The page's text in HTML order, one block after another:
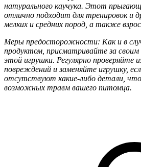
натурального каучука. Этот
отлично подходит для тренировок и
мелких и средних пород, а также
Меры предосторожности: Как и в
продуктом, присматривайте за
этой игрушки. Регулярно проверяйте
повреждений и заменяйте игрушку,
отсутствуют какие-либо детали,
возможных травм вашего питомца.